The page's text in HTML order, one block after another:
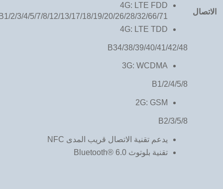
الاتصال
4G: LTE FDD
2/3/4/5/7/8/12/13/17/18/19/20/26/28/32/66/71
4G: LTE TDD
B34/38/39/40/41/42/48
3G: WCDMA
B1/2/4/5/8
2G: GSM
B2/3/5/8
يدعم تقنية الاتصال قريب المدى NFC
تقنية بلوتوث Bluetooth® 6.0